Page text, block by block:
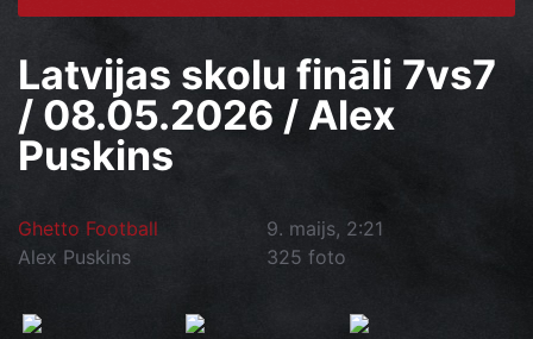
Latvijas skolu fināli 7vs7
/ 08.05.2026 / Alex
Puskins
Ghetto Football
9. maijs, 2:21
Alex Puskins
325 foto